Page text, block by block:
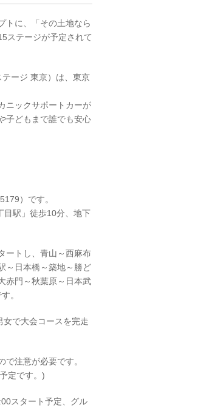
トに、「その土地なら
ステージが予定されて
ージ 東京）は、東京
ニックサポートカーが
子どもまで誰でも安心
）です。
目駅」徒歩10分、地下
ートし、青山～西麻布
～日本橋～築地～勝ど
赤門～秋葉原～日本武
。
で大会コースを完走
注意が必要です。
定です。)
スタート予定、グル